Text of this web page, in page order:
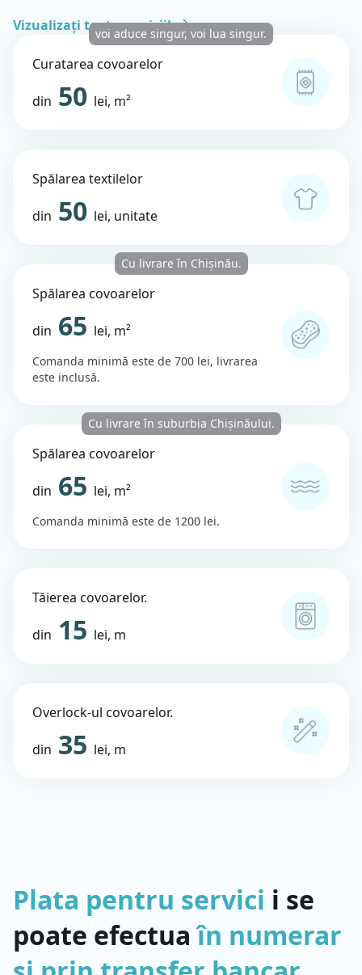
Vizualizați toate serviciile.
voi aduce singur, voi lua singur.
Curatarea covoarelor
din 50 lei, m²
Spălarea textilelor
din 50 lei, unitate
Cu livrare în Chișinău.
Spălarea covoarelor
din 65 lei, m²
Comanda minimă este de 700 lei, livrarea
este inclusă.
Cu livrare în suburbia Chișinăului.
Spălarea covoarelor
din 65 lei, m²
Comanda minimă este de 1200 lei.
Tăierea covoarelor.
din 15 lei, m
Overlock-ul covoarelor.
din 35 lei, m
Plata pentru servici i se
poate efectuaîn numerar